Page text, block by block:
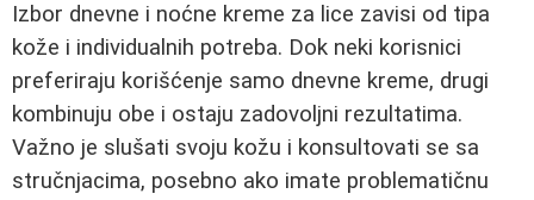
Izbor dnevne i noćne kreme za lice zavisi od tipa
kože i individualnih potreba. Dok neki korisnici
preferiraju korišćenje samo dnevne kreme, drugi
kombinuju obe i ostaju zadovoljni rezultatima.
Važno je slušati svoju kožu i konsultovati se sa
stručnjacima, posebno ako imate problematičnu